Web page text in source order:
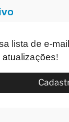
lista de e-